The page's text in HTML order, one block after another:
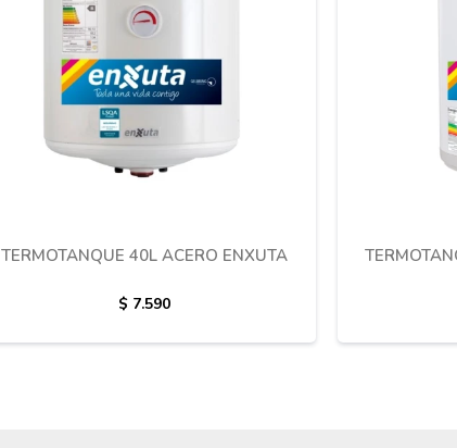
TERMOTANQUE 40L ACERO ENXUTA
$ 7.590